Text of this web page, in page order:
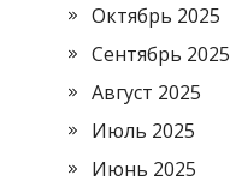
Октябрь 2025
Сентябрь 2025
Август 2025
Июль 2025
Июнь 2025